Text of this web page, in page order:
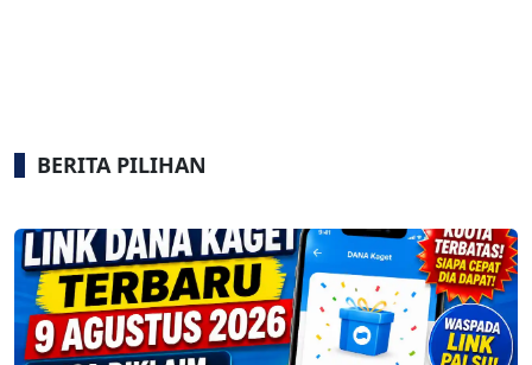
BERITA PILIHAN